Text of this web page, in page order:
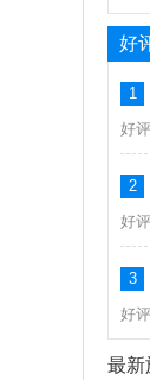
好
1
好
2
好
3
好
最新